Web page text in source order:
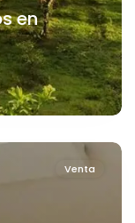
en
Venta